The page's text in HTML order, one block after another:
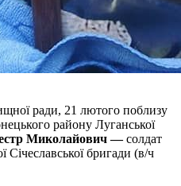
ради, 21 лютого поблизу
району Луганської
Миколайович —солдат
Січеславської бригади (в/ч